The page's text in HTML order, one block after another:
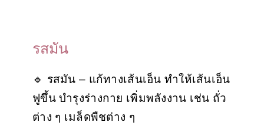
รสมัน
🔹 รสมัน – แก้ทางเส้นเอ็น ทำให้เส้นเอ็น
ฟูขึ้น บำรุงร่างกาย เพิ่มพลังงาน เช่น ถั่ว
ต่าง ๆ เมล็ดพืชต่าง ๆ